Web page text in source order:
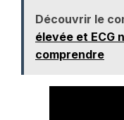
Découvrir le
élevée et ECG
comprendre